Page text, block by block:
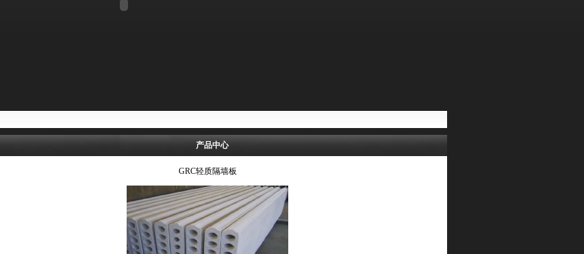
产品中心
GRC轻质隔墙板